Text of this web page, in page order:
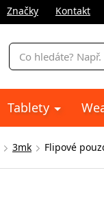
Značky Kontakt
Vyhledávání
Tablety
3mk Flipové